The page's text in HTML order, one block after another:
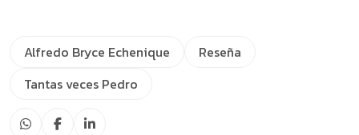
Alfredo Bryce Echenique
Reseña
Tantas veces Pedro